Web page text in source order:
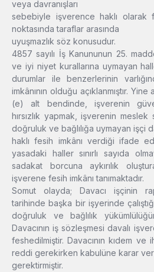
veya davranışları
sebebiyle işverence haklı olarak
noktasında taraflar arasında
uyuşmazlık söz konusudur.
4857 sayılı İş Kanununun 25.
ve iyi niyet kurallarına uymayan
durumlar ile benzerlerinin
imkânının olduğu açıklanmıştır.
(e) alt bendinde, işverenin
hırsızlık yapmak, işverenin meslek
doğruluk ve bağlılığa uymayan işçi
haklı fesih imkânı verdiği ifade
yasadaki haller sınırlı sayıda
sadakat borcuna aykırılık
işverene fesih imkânı tanımaktadır.
Somut olayda; Davacı işçinin
tarihinde başka bir işyerinde
doğruluk ve bağlılık
Davacının iş sözleşmesi davalı
feshedilmiştir. Davacının kıdem ve
reddi gerekirken kabulüne karar
gerektirmiştir.